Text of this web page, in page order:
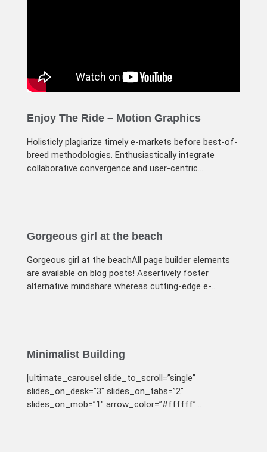
Enjoy The Ride – Motion Graphics
Holisticly plagiarize timely e-markets before best-of-
breed methodologies. Enthusiastically integrate
collaborative convergence and user-centric
Gorgeous girl at the beach
Gorgeous girl at the beachAll page builder elements
are available on blog posts! Assertively foster
alternative mindshare whereas cutting-edge e-
Minimalist Building
[ultimate_carousel slide_to_scroll=”single”
slides_on_desk=”3″ slides_on_tabs=”2″
slides_on_mob=”1″ arrow_color=”#ffffff”